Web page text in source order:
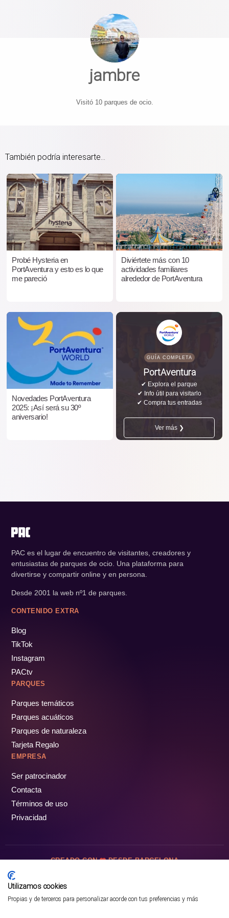
jambre
Visitó 10 parques de ocio.
También podría interesarte...
Probé Hysteria en
PortAventura y esto es lo que
me pareció
Diviértete más con 10
actividades familiares
alrededor de PortAventura
Novedades PortAventura
2025: ¡Así será su 30º
aniversario!
GUÍA COMPLETA
PortAventura
✔ Explora el parque
✔ Info útil para visitarlo
✔ Compra tus entradas
Ver más ❯
PAC es el lugar de encuentro de visitantes, creadores y
entusiastas de parques de ocio. Una plataforma para
divertirse y compartir online y en persona.
Desde 2001 la web nº1 de parques.
CONTENIDO EXTRA
Blog
TikTok
Instagram
PACtv
PARQUES
Parques temáticos
Parques acuáticos
Parques de naturaleza
Tarjeta Regalo
EMPRESA
Ser patrocinador
Contacta
Términos de uso
Privacidad
CREADO CON DESDE BARCELONA
Utilizamos cookies
Propias y de terceros para personalizar acorde con tus preferencias y más